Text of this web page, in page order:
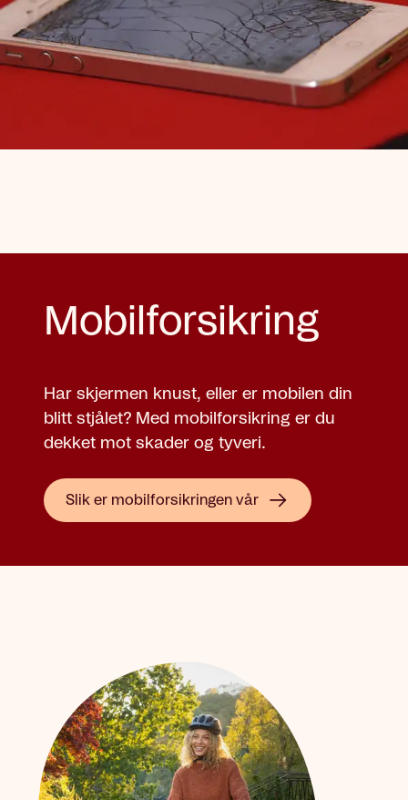
Mobilforsikring
Har skjermen knust, eller er mobilen din
blitt stjålet? Med mobilforsikring er du
dekket mot skader og tyveri.
Slik er mobilforsikringen vår